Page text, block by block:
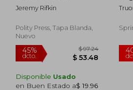
40%
dcto. $ 235.23
Europe's Vision of the
Future Is Quietly
American Dream
Jeremy Rifkin
Polity Press, Tapa Blanda,
Nuevo
Disponible Usado
en Buen Estado a$ 19.96